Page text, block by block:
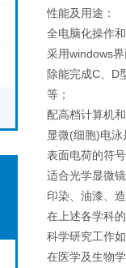
性能及用途：
全电脑化操作
采用windows
除能完成C、 D
等；
配高档计算机
显微(细胞)电泳
表面电荷的符
适合光学显微
印染、油漆、
在上述各学科
科学研究工作
在医学及生物